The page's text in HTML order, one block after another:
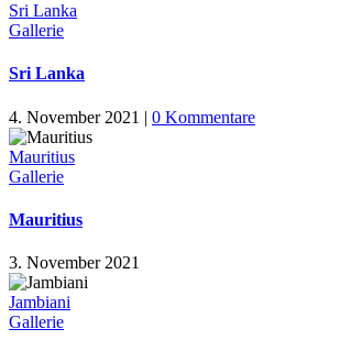
Sri Lanka
Gallerie
Sri Lanka
4. November 2021 | 0 Kommentare
Mauritius
Gallerie
Mauritius
3. November 2021
Jambiani
Gallerie